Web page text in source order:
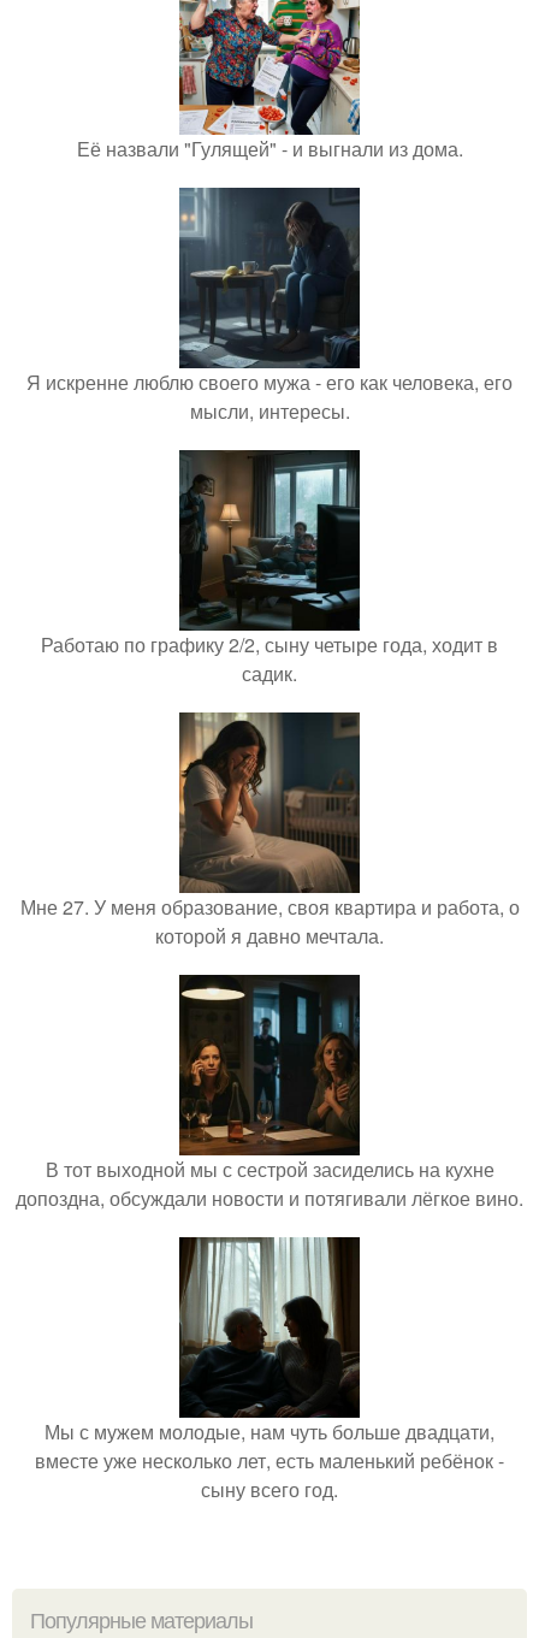
Её назвали "Гулящей" - и выгнали из дома.
Я искренне люблю своего мужа - его как человека, его
мысли, интересы.
Работаю по графику 2/2, сыну четыре года, ходит в
садик.
Мне 27. У меня образование, своя квартира и работа, о
которой я давно мечтала.
В тот выходной мы с сестрой засиделись на кухне
допоздна, обсуждали новости и потягивали лёгкое вино.
Мы с мужем молодые, нам чуть больше двадцати,
вместе уже несколько лет, есть маленький ребёнок -
сыну всего год.
Популярные материалы